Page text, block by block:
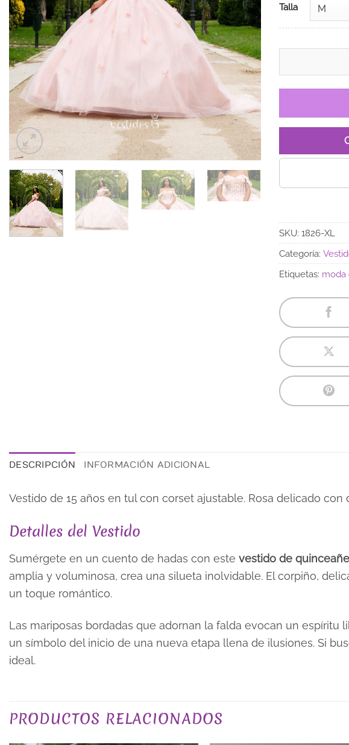
Talla
Vestido de 15
SKU: 1826-XL
Categoría:
Etiquetas: moda
DESCRIPCIÓN INFORMACIÓN ADICIONAL
Vestido de 15 años en tul con corset ajustable. Rosa delicado
Detalles del Vestido
Sumérgete en un cuento de hadas con este vestido de
amplia y voluminosa, crea una silueta inolvidable. El corpiño,
un toque romántico.
Las mariposas bordadas que adornan la falda evocan un
un símbolo del inicio de una nueva etapa llena de ilusiones. Si
ideal.
PRODUCTOS RELACIONADOS